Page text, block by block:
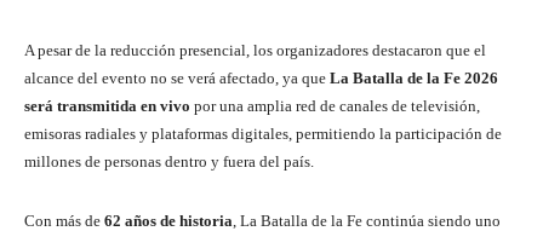
A pesar de la reducción presencial, los organizadores destacaron que el
alcance del evento no se verá afectado, ya que La Batalla de la Fe 2026
será transmitida en vivo por una amplia red de canales de televisión,
emisoras radiales y plataformas digitales, permitiendo la participación de
millones de personas dentro y fuera del país.
Con más de 62 años de historia , La Batalla de la Fe continúa siendo uno